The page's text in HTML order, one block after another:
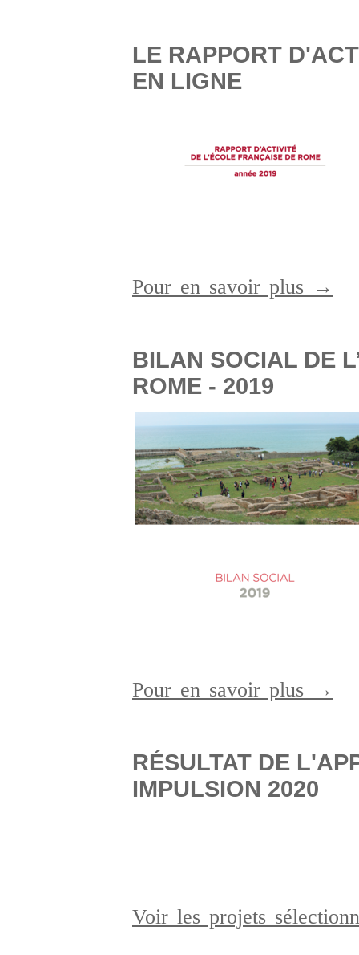
LE RAPPORT
EN LIGNE
Pour en savoir plus →
BILAN SOCIAL DE
ROME - 2019
Pour en savoir plus →
RÉSULTAT DE
IMPULSION 2020
Voir les projets